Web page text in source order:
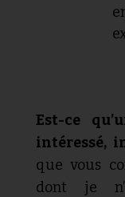
Est-ce
intéressé,
que vous
dont je